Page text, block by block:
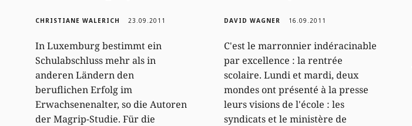
CHRISTIANE WALERICH 23.09.2011
In Luxemburg bestimmt ein
Schulabschluss mehr als in
anderen Ländern den
beruflichen Erfolg im
Erwachsenenalter, so die Autoren
der Magrip-Studie. Für die
DAVID WAGNER 16.09.2011
C'est le marronnier indéracinable
par excellence : la rentrée
scolaire. Lundi et mardi, deux
mondes ont présenté à la presse
leurs visions de l'école : les
syndicats et le ministère de